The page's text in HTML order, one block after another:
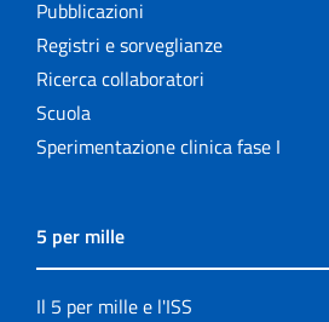
Pubblicazioni
Registri e sorveglianze
Ricerca collaboratori
Scuola
Sperimentazione clinica fase I
5 per mille
Il 5 per mille e l'ISS